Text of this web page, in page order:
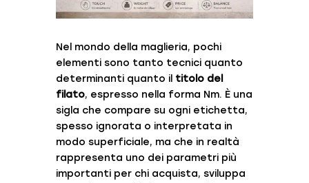
Nel mondo della maglieria, pochi
elementi sono tanto tecnici quanto
determinanti quanto il titolo del
filato, espresso nella forma Nm. È una
sigla che compare su ogni etichetta,
spesso ignorata o interpretata in
modo superficiale, ma che in realtà
rappresenta uno dei parametri più
importanti per chi acquista, sviluppa